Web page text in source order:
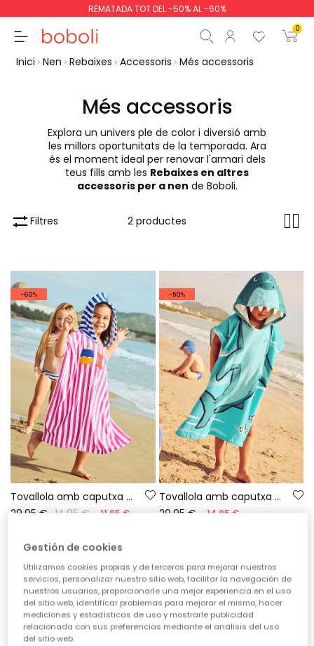
REMATADA TOT DEL -50% AL -60%
0
Subtotal
0,00 €
Continua Començar la
Inici Nen Rebaixes Accessoris Més accessoris
Més accessoris
Explora un univers ple de color i diversió amb
les millors oportunitats de la temporada. Ara
és el moment ideal per renovar l'armari dels
teus fills amb les Rebaixes en altres
accessoris per a nen de Boboli.
Filtres 2 productes
-60%
Tovallola amb caputxa de ratlles
29,95 € 14,95 € 11,95 €
-50%
Tovallola amb caputxa de cotó tauró
29,95 €
14,95 €
*Descompte aplicat sobre
preus de temporada
Gestión de cookies
Utilizamos cookies propias y de terceros para mejorar nuestros
servicios, personalizar nuestro sitio web, facilitar la navegación de
nuestros usuarios, proporcionarle una mejor experiencia en el uso
del sitio web, identificar problemas para mejorar el mismo, hacer
mediciones y estadísticas de uso y mostrarle publicidad
relacionada con sus preferencias mediante el análisis del uso
del sitio web.